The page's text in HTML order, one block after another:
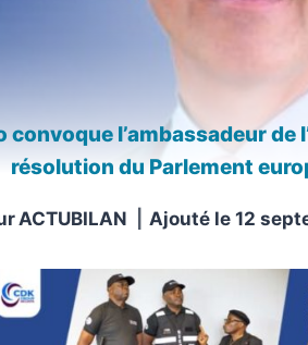
convoque l’ambassadeur de
résolution du Parlement
ACTUBILAN Ajouté le 12